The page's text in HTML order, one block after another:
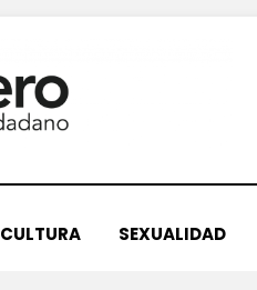
CULTURA SEXUALIDAD